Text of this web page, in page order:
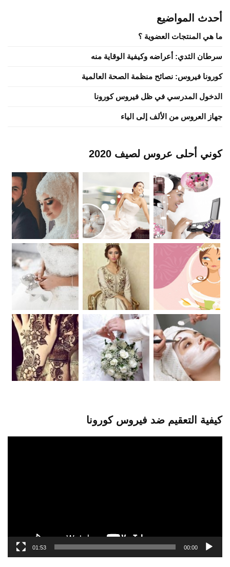
أحدث المواضيع
ما هي المنتجات العضوية ؟
سرطان الثدي: أعراضه وكيفية الوقاية منه
كورونا فيروس: نصائح منظمة الصحة العالمية
الدخول المدرسي في ظل فيروس كورونا
جهاز العروس من الألف إلى الياء
كوني أحلى عروس لصيف 2020
كيفية التعقيم ضد فيروس كورونا
00:00
01:53